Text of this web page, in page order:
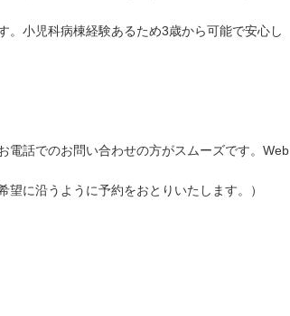
。小児科病棟経験あるため3歳から可能で安心し
電話でのお問い合わせの方がスムーズです。Web
に沿うように予約をおとりいたします。）